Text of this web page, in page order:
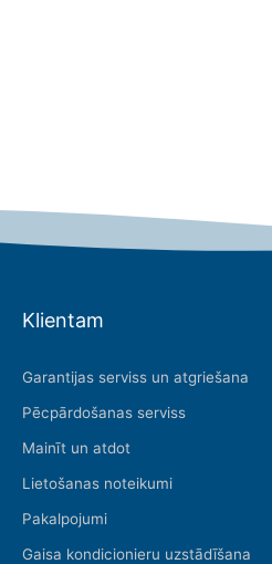
Klientam
Garantijas serviss un atgriešana
Pēcpārdošanas serviss
Mainīt un atdot
Lietošanas noteikumi
Pakalpojumi
Gaisa kondicionieru uzstādīšana